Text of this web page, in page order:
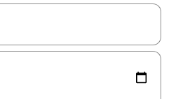
上下の矢印キーを使って移動するか